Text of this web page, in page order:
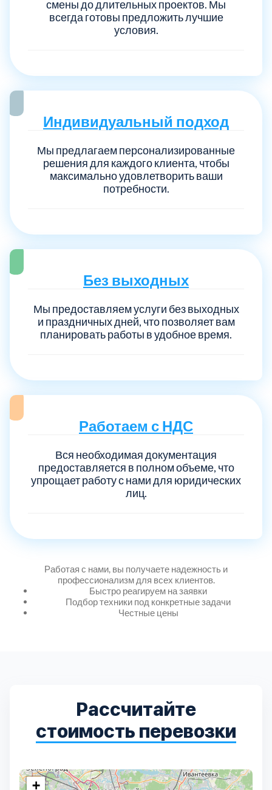
смены до длительных проектов. Мы
всегда готовы предложить лучшие
условия.
Индивидуальный подход
Мы предлагаем персонализированные
решения для каждого клиента, чтобы
максимально удовлетворить ваши
потребности.
Без выходных
Мы предоставляем услуги без выходных
и праздничных дней, что позволяет вам
планировать работы в удобное время.
Работаем с НДС
Вся необходимая документация
предоставляется в полном объеме, что
упрощает работу с нами для юридических
лиц.
Работая с нами, вы получаете надежность и
профессионализм для всех клиентов.
Быстро реагируем на заявки
Подбор техники под конкретные задачи
Честные цены
Рассчитайте
стоимость перевозки
+
Выберите город:
Балашиха 5
Волоколамский
Воскресенский 7
Домодедовский
Истринский 11